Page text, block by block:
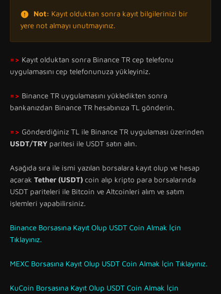
Not: Kayıt olduktan sonra kayıt bilgilerinizi bir
yere not almayı unutmayınız.
=> Kayıt olduktan sonra Binance TR cep telefonu
uygulamasını cep telefonunuza yükleyiniz.
=> Binance TR uygulamasını yükledikten sonra
bankanızdan Binance TR hesabınıza TL gönderin.
=> Gönderdiğiniz TL ile Binance TR uygulaması üzerinden
USDT/TRY paritesi ile USDT satın alın.
Aşağıda sıra ile ismi yazılan borsalara kayıt olup ve hesap
açarak Tether (USDT) coin alıp kripto para borsalarında
USDT pariteleri ile Bitcoin ve Altcoinleri alım ve satım
işlemleri yapabilirsiniz.
Binance Borsasına Kayıt Olup USDT Coin Almak İçin
Tıklayınız.
MEXC Borsasına Kayıt Olup USDT Coin Almak İçin Tıklayınız.
KuCoin Borsasına Kayıt Olup USDT Coin Almak İçin